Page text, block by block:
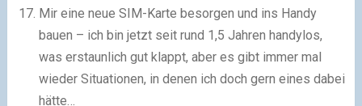
Mir eine neue SIM-Karte besorgen und ins Handy
bauen – ich bin jetzt seit rund 1,5 Jahren handylos,
was erstaunlich gut klappt, aber es gibt immer mal
wieder Situationen, in denen ich doch gern eines dabei
hätte…